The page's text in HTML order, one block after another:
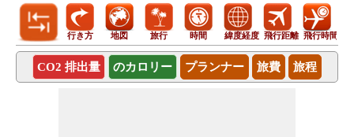
行き方 地図 旅行 時間 緯度経度 飛行距離 飛行時間
CO2 排出量 のカロリー プランナー 旅費 旅程